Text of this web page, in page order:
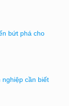
bứt phá cho
nghiệp cần biết